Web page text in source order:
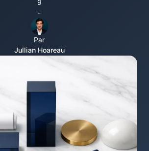
9
-
Par
Jullian Hoareau